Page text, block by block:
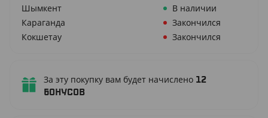
Шымкент
В наличии
Караганда
Закончился
Кокшетау
Закончился
За эту покупку вам будет начислено 12
бонусов